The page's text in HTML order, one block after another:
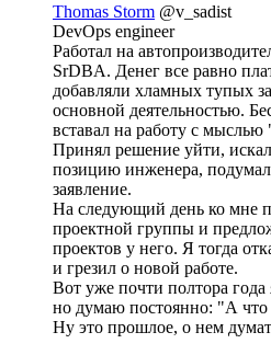
Thomas Storm @v_sadist
DevOps engineer
Работал на
SrDBA. Денег все равно
добавляли хламных тупых
основной деятельностью.
вставал на работу с
Принял решение уйти,
позицию инженера,
заявление.
На следующий день ко мне
проектной группы и
проектов у него. Я тогда
и грезил о новой работе.
Вот уже почти полтора
но думаю постоянно: "А что
Ну это прошлое, о нем